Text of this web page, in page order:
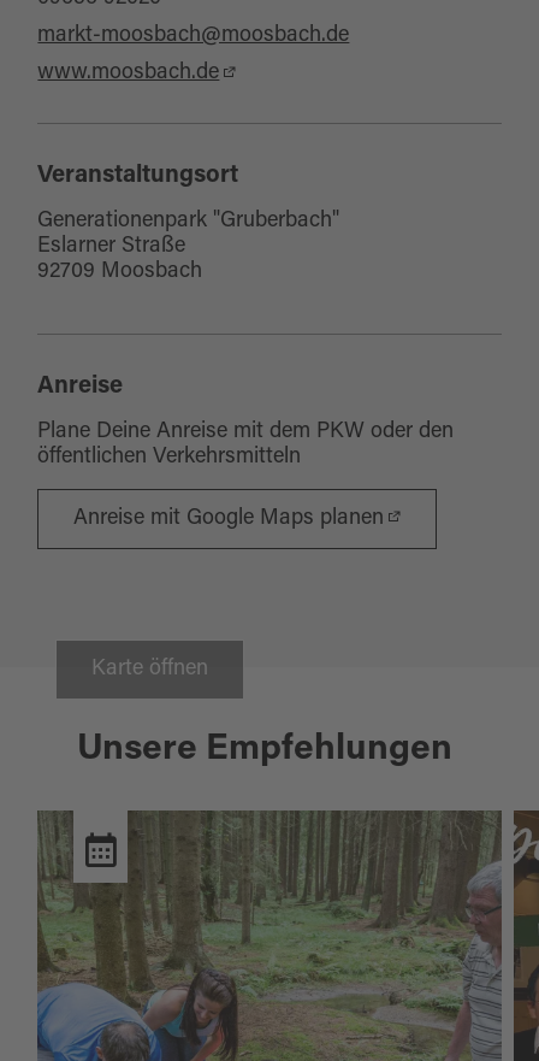
markt-moosbach@moosbach.de
www.moosbach.de
Veranstaltungsort
Generationenpark "Gruberbach"
Eslarner Straße
92709 Moosbach
Anreise
Plane Deine Anreise mit dem PKW oder den
öffentlichen Verkehrsmitteln
Anreise mit Google Maps planen
Karte öffnen
Unsere Empfehlungen